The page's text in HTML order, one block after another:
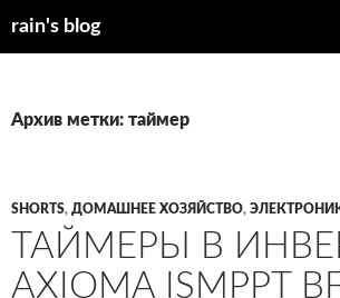
rain's blog
Архив метки: таймер
SHORTS, ДОМАШНЕЕ ХОЗЯЙСТВО,
ТАЙМЕРЫ В
AXIOMA ISMPPT